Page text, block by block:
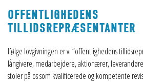
OFFENTLIGHEDENS
TILLIDSREPRÆSENTANTER
Ifølge lovgivningen er vi “offentlighedens
långivere, medarbejdere, aktionærer,
stoler på os som kvalificerede og kompetente